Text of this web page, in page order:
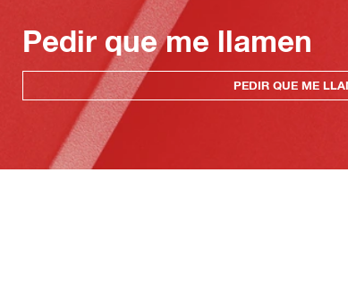
Pedir que me llamen
PEDIR QUE ME